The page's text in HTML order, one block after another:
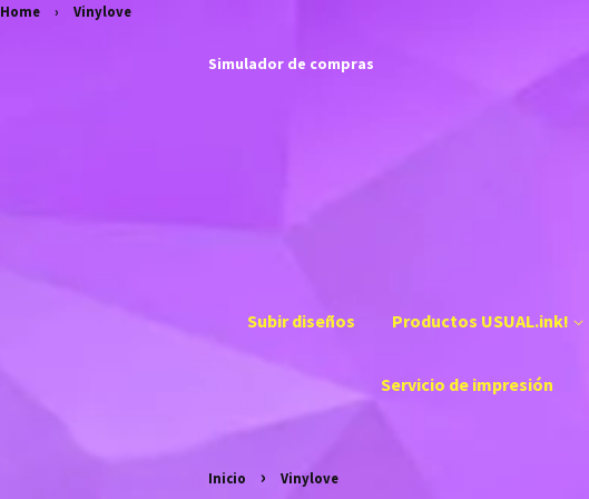
Home › Vinylove
Simulador de compras
Subir diseños Productos USUAL.ink!
Servicio de impresión
Inicio › Vinylove